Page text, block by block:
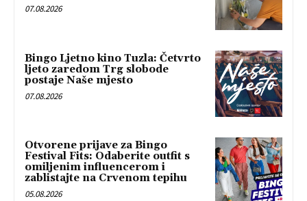
07.08.2026
Bingo Ljetno kino Tuzla: Četvrto
ljeto zaredom Trg slobode
postaje Naše mjesto
07.08.2026
Otvorene prijave za Bingo
Festival Fits: Odaberite outfit s
omiljenim influencerom i
zablistajte na Crvenom tepihu
05.08.2026